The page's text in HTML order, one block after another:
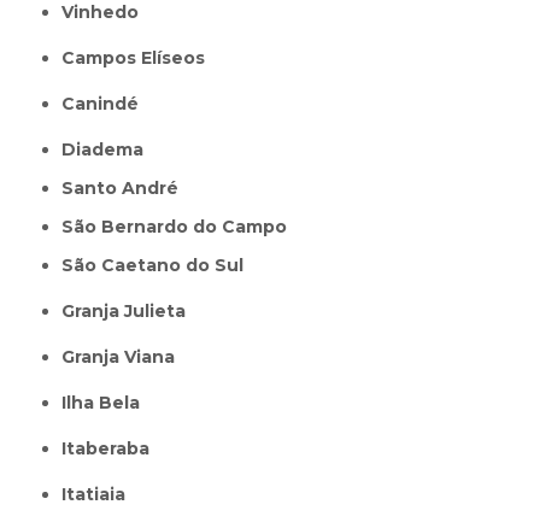
Vinhedo
Campos Elíseos
Canindé
Diadema
Santo André
São Bernardo do Campo
São Caetano do Sul
Granja Julieta
Granja Viana
Ilha Bela
Itaberaba
itatiaia